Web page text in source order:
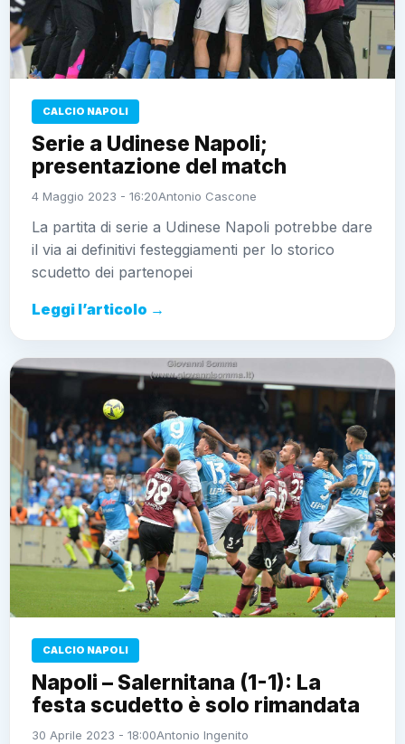
CALCIO NAPOLI
Serie a Udinese Napoli;
presentazione del match
4 Maggio 2023 - 16:20Antonio Cascone
La partita di serie a Udinese Napoli potrebbe dare
il via ai definitivi festeggiamenti per lo storico
scudetto dei partenopei
Leggi l’articolo →
CALCIO NAPOLI
Napoli – Salernitana (1-1): La
festa scudetto è solo rimandata
30 Aprile 2023 - 18:00Antonio Ingenito